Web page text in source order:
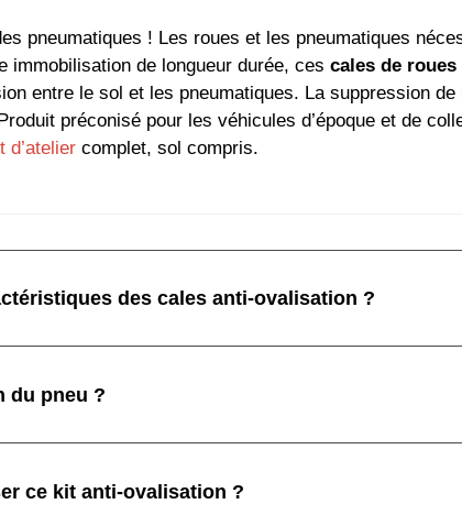
pneumatiques ! Les roues et les pneumatiques
immobilisation de longueur durée, ces cales de roues
entre le sol et les pneumatiques. La suppression
préconisé pour les véhicules d’époque et de
d’ateliercomplet, sol compris.
des cales anti-ovalisation ?
du pneu ?
ce kit anti-ovalisation ?